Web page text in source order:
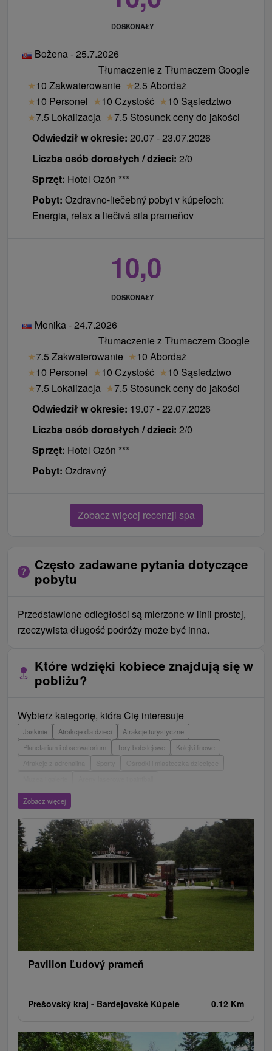
DOSKONAŁY
Božena - 25.7.2026
Tłumaczenie z Tłumaczem Google
★10 Zakwaterowanie ★2.5 Abordaż
★10 Personel ★10 Czystość ★10 Sąsiedztwo
★7.5 Lokalizacja ★7.5 Stosunek ceny do jakości
Odwiedził w okresie: 20.07 - 23.07.2026
Liczba osób dorosłych / dzieci: 2/0
Sprzęt: Hotel Ozón ***
Pobyt: Ozdravno-liečebný pobyt v kúpeľoch:
Energia, relax a liečivá sila prameňov
10,0
DOSKONAŁY
Monika - 24.7.2026
Tłumaczenie z Tłumaczem Google
★7.5 Zakwaterowanie ★10 Abordaż
★10 Personel ★10 Czystość ★10 Sąsiedztwo
★7.5 Lokalizacja ★7.5 Stosunek ceny do jakości
Odwiedził w okresie: 19.07 - 22.07.2026
Liczba osób dorosłych / dzieci: 2/0
Sprzęt: Hotel Ozón ***
Pobyt: Ozdravný
Zobacz więcej recenzji spa
Często zadawane pytania dotyczące
pobytu
Przedstawione odległości są mierzone w linii prostej,
rzeczywista długość podróży może być inna.
Które wdzięki kobiece znajdują się w
pobliżu?
Wybierz kategorię, która Cię interesuje
Jaskinie Atrakcje dla dzieci
Atrakcje turystyczne
Planetarium i obserwatorium
Tory bobslejowe
Kolejki linowe
Atrakcje z adrenaliną
Wieże obserwacyjne i chodniki
Aquaparki, baseny
Ogrody botaniczne
Loty widokowe i rejsy wycieczkowe
Escaperoom
Tarcze
Jeziora, jeziora, zbiorniki wodne Zabytki techniki
Wodospady
Kościoły drewniane
Jazda konna
Túry a turistické chodníky
Zamki Chaty górskie
Teatry
Miejsca sakralne
Rafting, rafting, rafting
Ośrodek narciarski
Amfiteatry i kina w przyrodzie
Tory gokartowe
Szlaki winne
Zobacz więcej
Pavilion Ľudový prameň
Prešovský kraj - Bardejovské Kúpele 0.12 Km